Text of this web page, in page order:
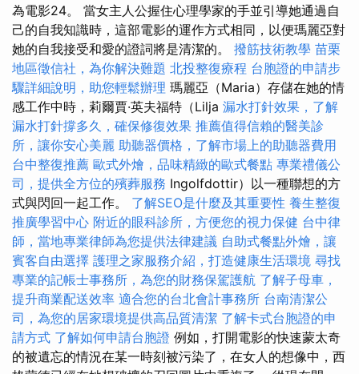
為電影24。 當女主人公握住心理學家的手並引導她通過自
己的自我知識時，這部電影的運作方式相同，以便瑪麗亞對
她的自我接受和愛的證詞將是清潔的。 撥筋技術教學 苗栗
地區徵信社，為你解決難題 北投整復療程 台胞證的申請步
驟詳細說明，助您輕鬆辦理 瑪麗亞（Maria）存儲在她的情
感工作中時，莉爾賈·英夫福特（Lilja 漏水打針效果，了解
漏水打針撐多久，確保修復效果 推薦值得信賴的醫美診
所，讓你安心美麗 助聽器價格，了解市場上的助聽器費用
台中整復推薦 歐式外燴，品味精緻的歐式餐點 專業禮儀公
司，提供全方位的殯葬服務 Ingolfdottir）以一種聯想的方
式與閃回一起工作。 了解SEO是什麼及其重要性 養生整復
推廣學習中心 附近的眼科診所，方便您的視力保健 台中律
師，當地專業律師為您提供法律建議 自助式餐點外燴，讓
賓客自由選擇 護理之家服務介紹，打造健康生活環境 尋找
專業的記帳士事務所，為您的財務保駕護航 了解子母車，
提升商業配送效率 適合您的台北會計事務所 台南清潔公
司，為您的居家環境提供高品質清潔 了解卡式台胞證的申
請方式 了解如何申請台胞證 例如，打開電影的快速蒙太奇
的被遺忘的情況在某一時刻被污染了，在女人的想像中，西